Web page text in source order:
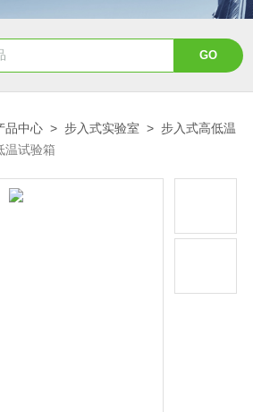
品中心 >步入式实验室 >步入式高低温
温试验箱